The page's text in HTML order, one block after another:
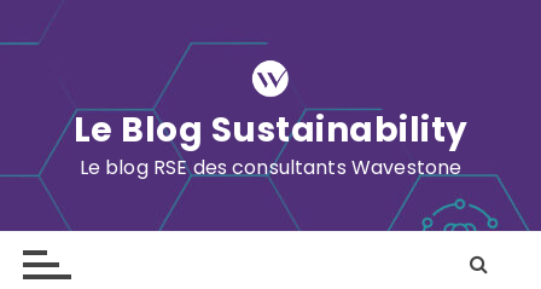
k
o
Le Blog Sustainability
Le blog RSE des consultants Wavestone